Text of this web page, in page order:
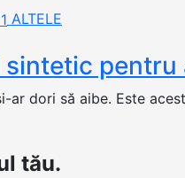
ALTELE
sintetic
dori să aibe. Este
tău.